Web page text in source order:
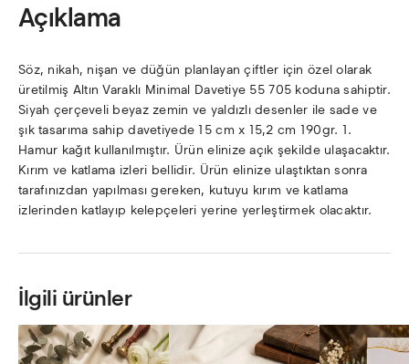
Açıklama
Söz, nikah, nişan ve düğün planlayan çiftler için özel olarak
üretilmiş Altın Varaklı Minimal Davetiye 55 705 koduna sahiptir.
Siyah çerçeveli beyaz zemin ve yaldızlı desenler ile sade ve
şık tasarıma sahip davetiyede 15 cm x 15,2 cm 190gr. 1.
Hamur kağıt kullanılmıştır. Ürün elinize açık şekilde ulaşacaktır.
Kırım ve katlama izleri bellidir. Ürün elinize ulaştıktan sonra
tarafınızdan yapılması gereken, kutuyu kırım ve katlama
izlerinden katlayıp kelepçeleri yerine yerleştirmek olacaktır.
İlgili ürünler